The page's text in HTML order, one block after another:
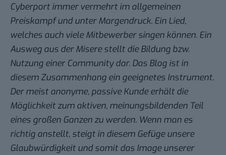
Cyberport immer vermehrt im allgemeinen
Preiskampf und unter Margendruck. Ein Lied,
welches auch viele Mitbewerber singen können. Ein
Ausweg aus der Misere stellt die Bildung bzw.
Nutzung einer Community dar. Das Blog ist in
diesem Zusammenhang ein geeignetes Instrument.
Der meist anonyme, passive Kunde erhält die
Möglichkeit zum aktiven, meinungsbildenden Teil
eines großen Ganzen zu werden. Wenn man es
richtig anstellt, steigt in diesem Gefüge unsere
Glaubwürdigkeit und somit das Image unserer